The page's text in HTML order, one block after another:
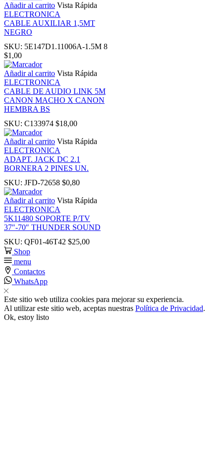
panel
Panel
panel
panel
Añadir al carrito Vista Rápida
ELECTRONICA
CABLE AUXILIAR 1,5MT
NEGRO
SKU: 5E147D1.11006A-1.5M 8
$1,00
Añadir al carrito Vista Rápida
ELECTRONICA
CABLE DE AUDIO LINK 5M
CANON MACHO X CANON
HEMBRA BS
SKU: C133974 $18,00
Añadir al carrito Vista Rápida
ELECTRONICA
ADAPT. JACK DC 2.1
BORNERA 2 PINES UN.
SKU: JFD-72658 $0,80
Añadir al carrito Vista Rápida
ELECTRONICA
5K11480 SOPORTE P/TV
37″-70″ THUNDER SOUND
SKU: QF01-46T42 $25,00
Shop
menu
Contactos
WhatsApp
Este sitio web utiliza cookies para mejorar su experiencia.
Al utilizar este sitio web, aceptas nuestras Política de Privacidad.
Ok, estoy listo